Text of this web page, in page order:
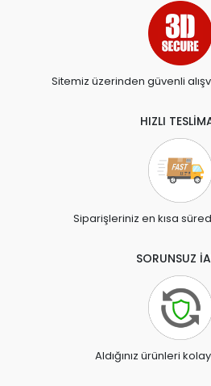
Sitemiz üzerinden güvenli
HIZLI
Siparişleriniz en kısa
SORUNSUZ
Aldığınız ürünleri